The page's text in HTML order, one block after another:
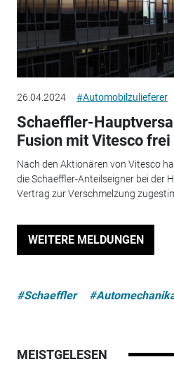
26.04.2024 #Automobilzulieferer
Schaeffler-
Fusion mit Vitesco frei
Nach den Aktionären von Vitesco
die Schaeffler-Anteilseigner bei der
Vertrag zur Verschmelzung
WEITERE MELDUNGEN
#Schaeffler
MEISTGELESEN